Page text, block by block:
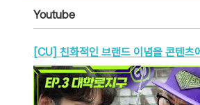
Youtube
[CU] 친화적인 브랜드 이념을 콘텐츠